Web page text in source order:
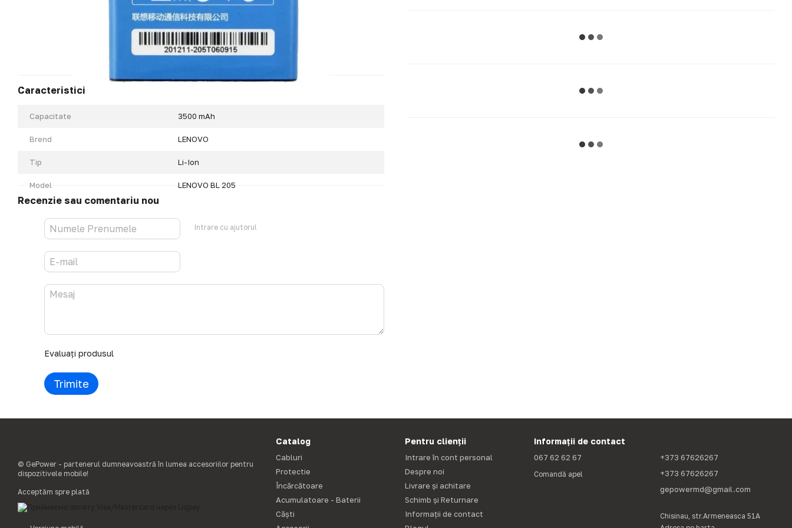
Caracteristici
Capacitate 3500 mAh
Brend LENOVO
Tip Li-Ion
Model LENOVO BL 205
Recenzie sau comentariu nou
Intrare cu ajutorul
Evaluați produsul
Trimite
© GePower - partenerul dumneavoastră în lumea accesoriilor pentru
dispozitivele mobile!
Acceptăm spre plată
Catalog
Cabluri
Protectie
Încărcătoare
Acumulatoare - Baterii
Căști
Pentru clienții
Intrare în cont personal
Despre noi
Livrare și achitare
Schimb și Returnare
Informații de contact
Informații de contact
067 62 62 67
Comandă apel
+373 67626267
+373 67626267
gepowermd@gmail.com
Chisinau, str.Armeneasca 51A